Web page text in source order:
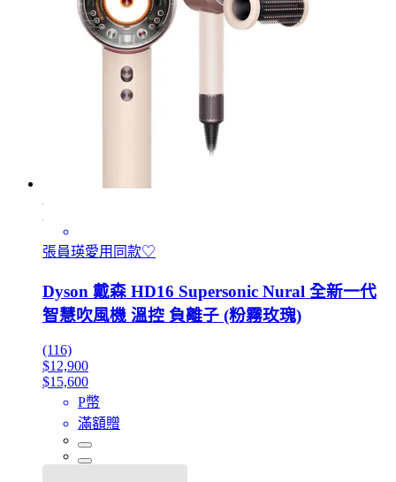
張員瑛愛用同款♡
Dyson 戴森 HD16 Supersonic Nural 全新一代
智慧吹風機 溫控 負離子 (粉霧玫瑰)
(116)
$12,900
$15,600
P幣
滿額贈